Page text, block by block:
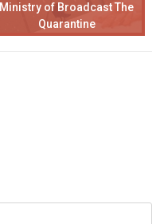
Ministry of Broadcast The
Quarantine